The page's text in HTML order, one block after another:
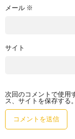
メール ※
サイト
次回のコメントで使用
ス、サイトを保存する。